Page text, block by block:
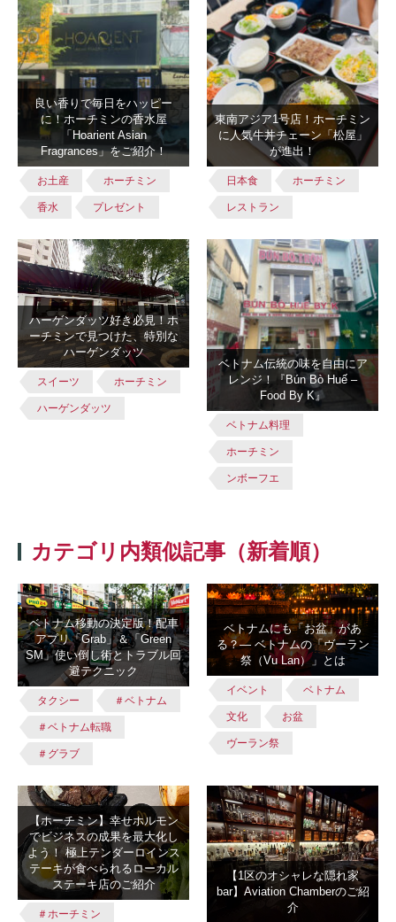
良い香りで毎日をハッピー
に！ホーチミンの香水屋
「Hoarient Asian
Fragrances」をご紹介！
お土産 ホーチミン
香水 プレゼント
東南アジア1号店！ホーチミン
に人気牛丼チェーン「松屋」
が進出！
日本食 ホーチミン
レストラン
ハーゲンダッツ好き必見！ホ
ーチミンで見つけた、特別な
ハーゲンダッツ
スイーツ ホーチミン
ハーゲンダッツ
ベトナム伝統の味を自由にア
レンジ！『Bún Bò Huế –
Food By K』
ベトナム料理
ホーチミン
ンボーフエ
カテゴリ内類似記事（新着順）
ベトナム移動の決定版！配車
アプリ「Grab」＆「Green
SM」使い倒し術とトラブル回
避テクニック
タクシー ＃ベトナム
＃ベトナム転職
＃グラブ
ベトナムにも「お盆」があ
る？― ベトナムの「ヴーラン
祭（Vu Lan）」とは
イベント ベトナム
文化 お盆
ヴーラン祭
【ホーチミン】幸せホルモン
でビジネスの成果を最大化し
よう！ 極上テンダーロインス
テーキが食べられるローカル
ステーキ店のご紹介
＃ホーチミン
【1区のオシャレな隠れ家
bar】Aviation Chamberのご紹
介